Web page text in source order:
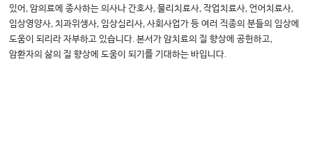
있어,암의료에 종사하는 의사나 간호사,물리치료사,작업치료사,언어치료사,
임상영양사,치과위생사, 임상심리사,사회사업가 등 여러 직종의 분들의 임상에
도움이 되리라 자부하고 있습니다.본서가 암치료의 질 향상에 공헌하고,
암환자의 삶의 질 향상에 도움이 되기를 기대하는 바입니다.